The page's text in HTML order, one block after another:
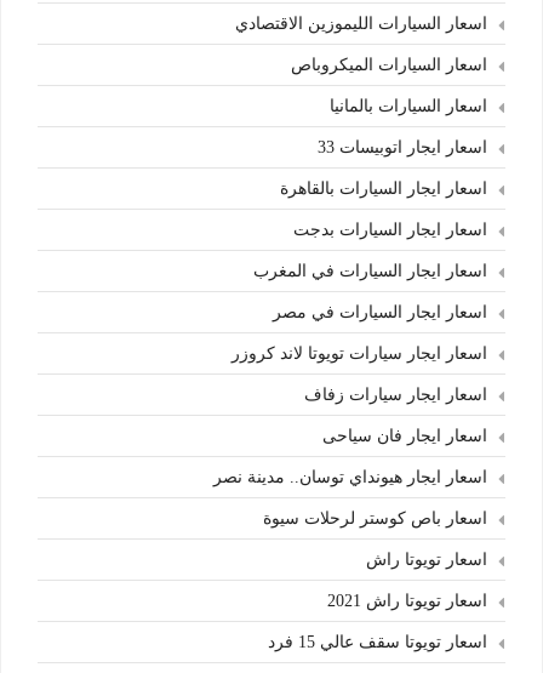
اسعار السيارات الليموزين الاقتصادي
اسعار السيارات الميكروباص
اسعار السيارات بالمانيا
اسعار ايجار اتوبيسات 33
اسعار ايجار السيارات بالقاهرة
اسعار ايجار السيارات بدجت
اسعار ايجار السيارات في المغرب
اسعار ايجار السيارات في مصر
اسعار ايجار سيارات تويوتا لاند كروزر
اسعار ايجار سيارات زفاف
اسعار ايجار فان سياحى
اسعار ايجار هيونداي توسان.. مدينة نصر
اسعار باص كوستر لرحلات سيوة
اسعار تويوتا راش
اسعار تويوتا راش 2021
اسعار تويوتا سقف عالي 15 فرد